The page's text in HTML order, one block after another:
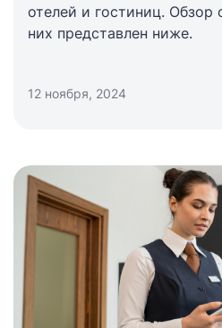
отелей и гостиниц. Обзор
них представлен ниже.
12 ноября, 2024